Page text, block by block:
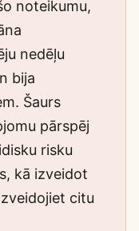
noteikumu,
nedēļu
bija
Šaurs
pārspēj
risku
kā izveidot
citu